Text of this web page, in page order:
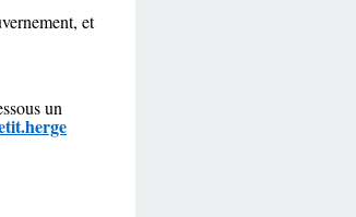
et
un